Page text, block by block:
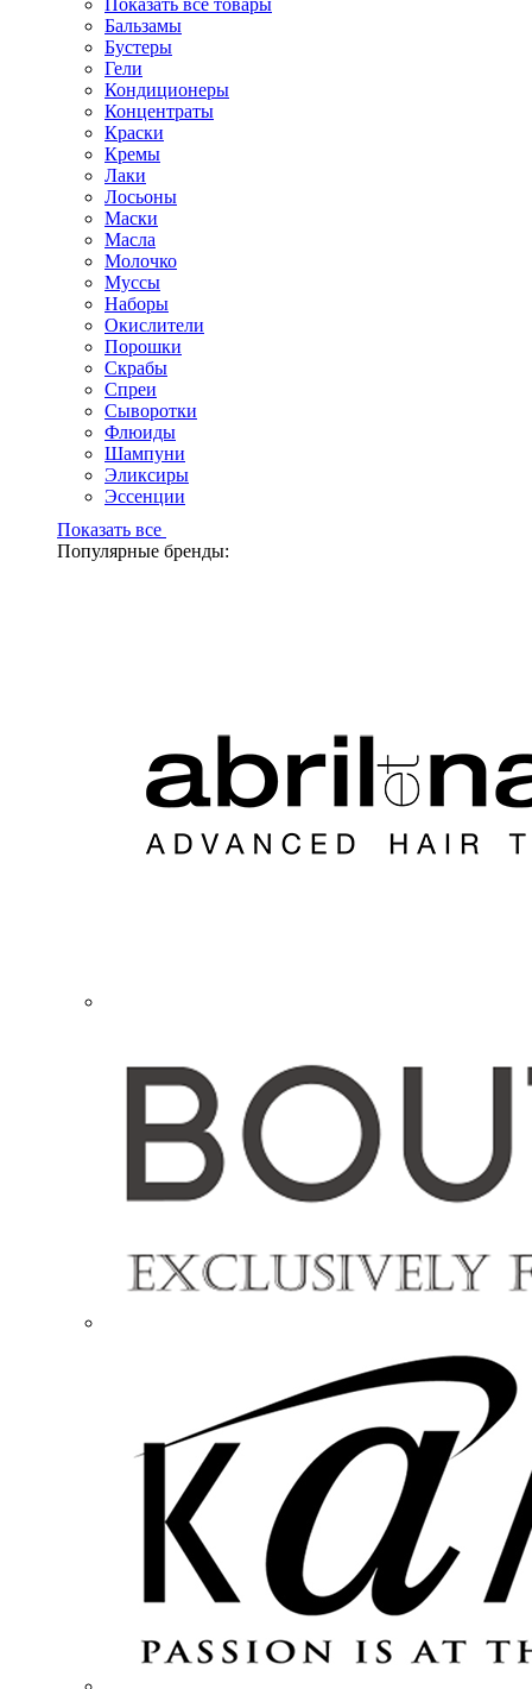
Показать все товары
Бальзамы
Бустеры
Гели
Кондиционеры
Концентраты
Краски
Кремы
Лаки
Лосьоны
Маски
Масла
Молочко
Муссы
Наборы
Окислители
Порошки
Скрабы
Спреи
Сыворотки
Флюиды
Шампуни
Эликсиры
Эссенции
Показать все
Популярные бренды: